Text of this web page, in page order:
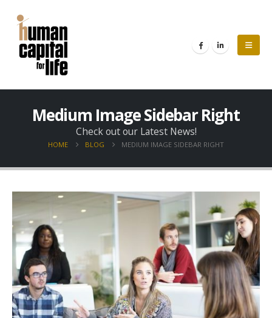
Medium Image Sidebar Right
Check out our Latest News!
HOME BLOG MEDIUM IMAGE SIDEBAR RIGHT